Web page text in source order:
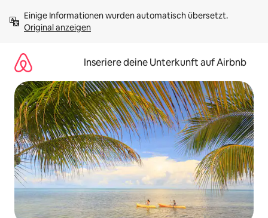
Inhalten
springenOriginal anzeigen
Inseriere deine Unterkunft auf Airbnb